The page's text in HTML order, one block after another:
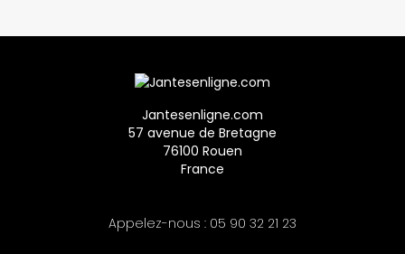
Jantesenligne.com
57 avenue de Bretagne
76100 Rouen
France
Appelez-nous : 05 90 32 21 23